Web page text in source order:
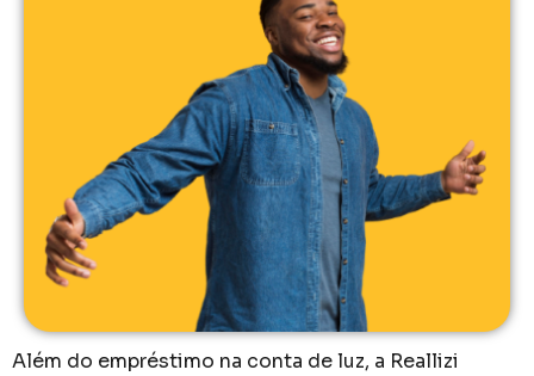
Além do empréstimo na conta de luz, a Reallizi